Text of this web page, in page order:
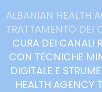
ALBANIAN HEALTH
TRATTAMENTO DEI
CURA DEI CANALI
CON TECNICHE
DIGITALE E
HEALTH AGENCY